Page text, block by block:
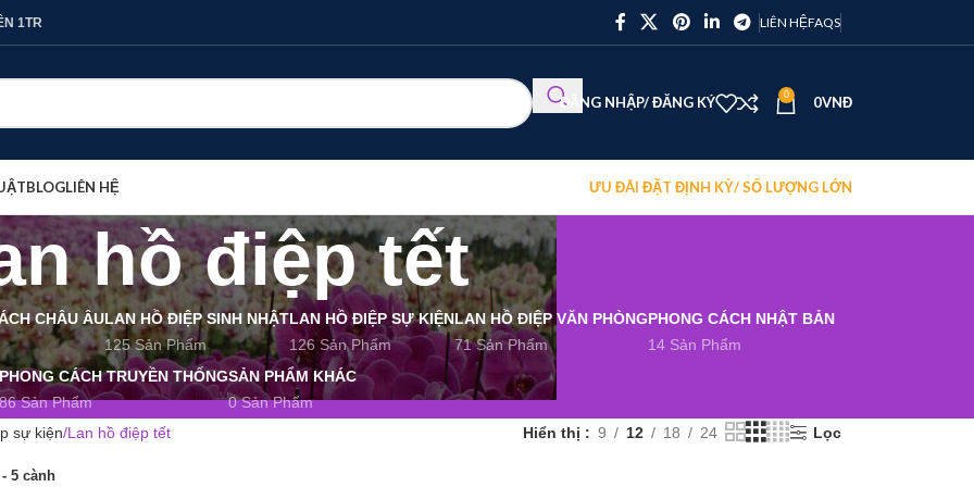
1TR LIÊN HỆFAQS
ĐĂNG NHẬP/ ĐĂNG KÝ 0 0VNĐ
BLOGLIÊN HỆ ƯU ĐÃI ĐẶT ĐỊNH KỲ/ SỐ LƯỢNG LỚN
hồ điệp tết
CHÂU ÂULAN HỒ ĐIỆP SINH NHẬT
125 Sản Phẩm
LAN HỒ ĐIỆP SỰ KIỆN
126 Sản Phẩm
LAN HỒ ĐIỆP VĂN PHÒNG
71 Sản Phẩm
PHONG CÁCH NHẬT BẢN
14 Sản Phẩm
CÁCH TRUYỀN THỐNG
Sản Phẩm
SẢN PHẨM KHÁC
0 Sản Phẩm
sự kiện Lan hồ điệp tết Hiển thị 9 12 18 24 Lọc
5 cành